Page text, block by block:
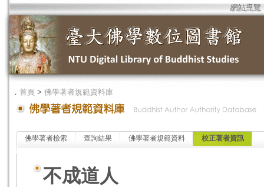
網站導覽
． 首頁 > 佛學著者規範資料庫
佛學著者檢索 查詢結果 佛學著者規範資料 校正著者資訊
不成道人